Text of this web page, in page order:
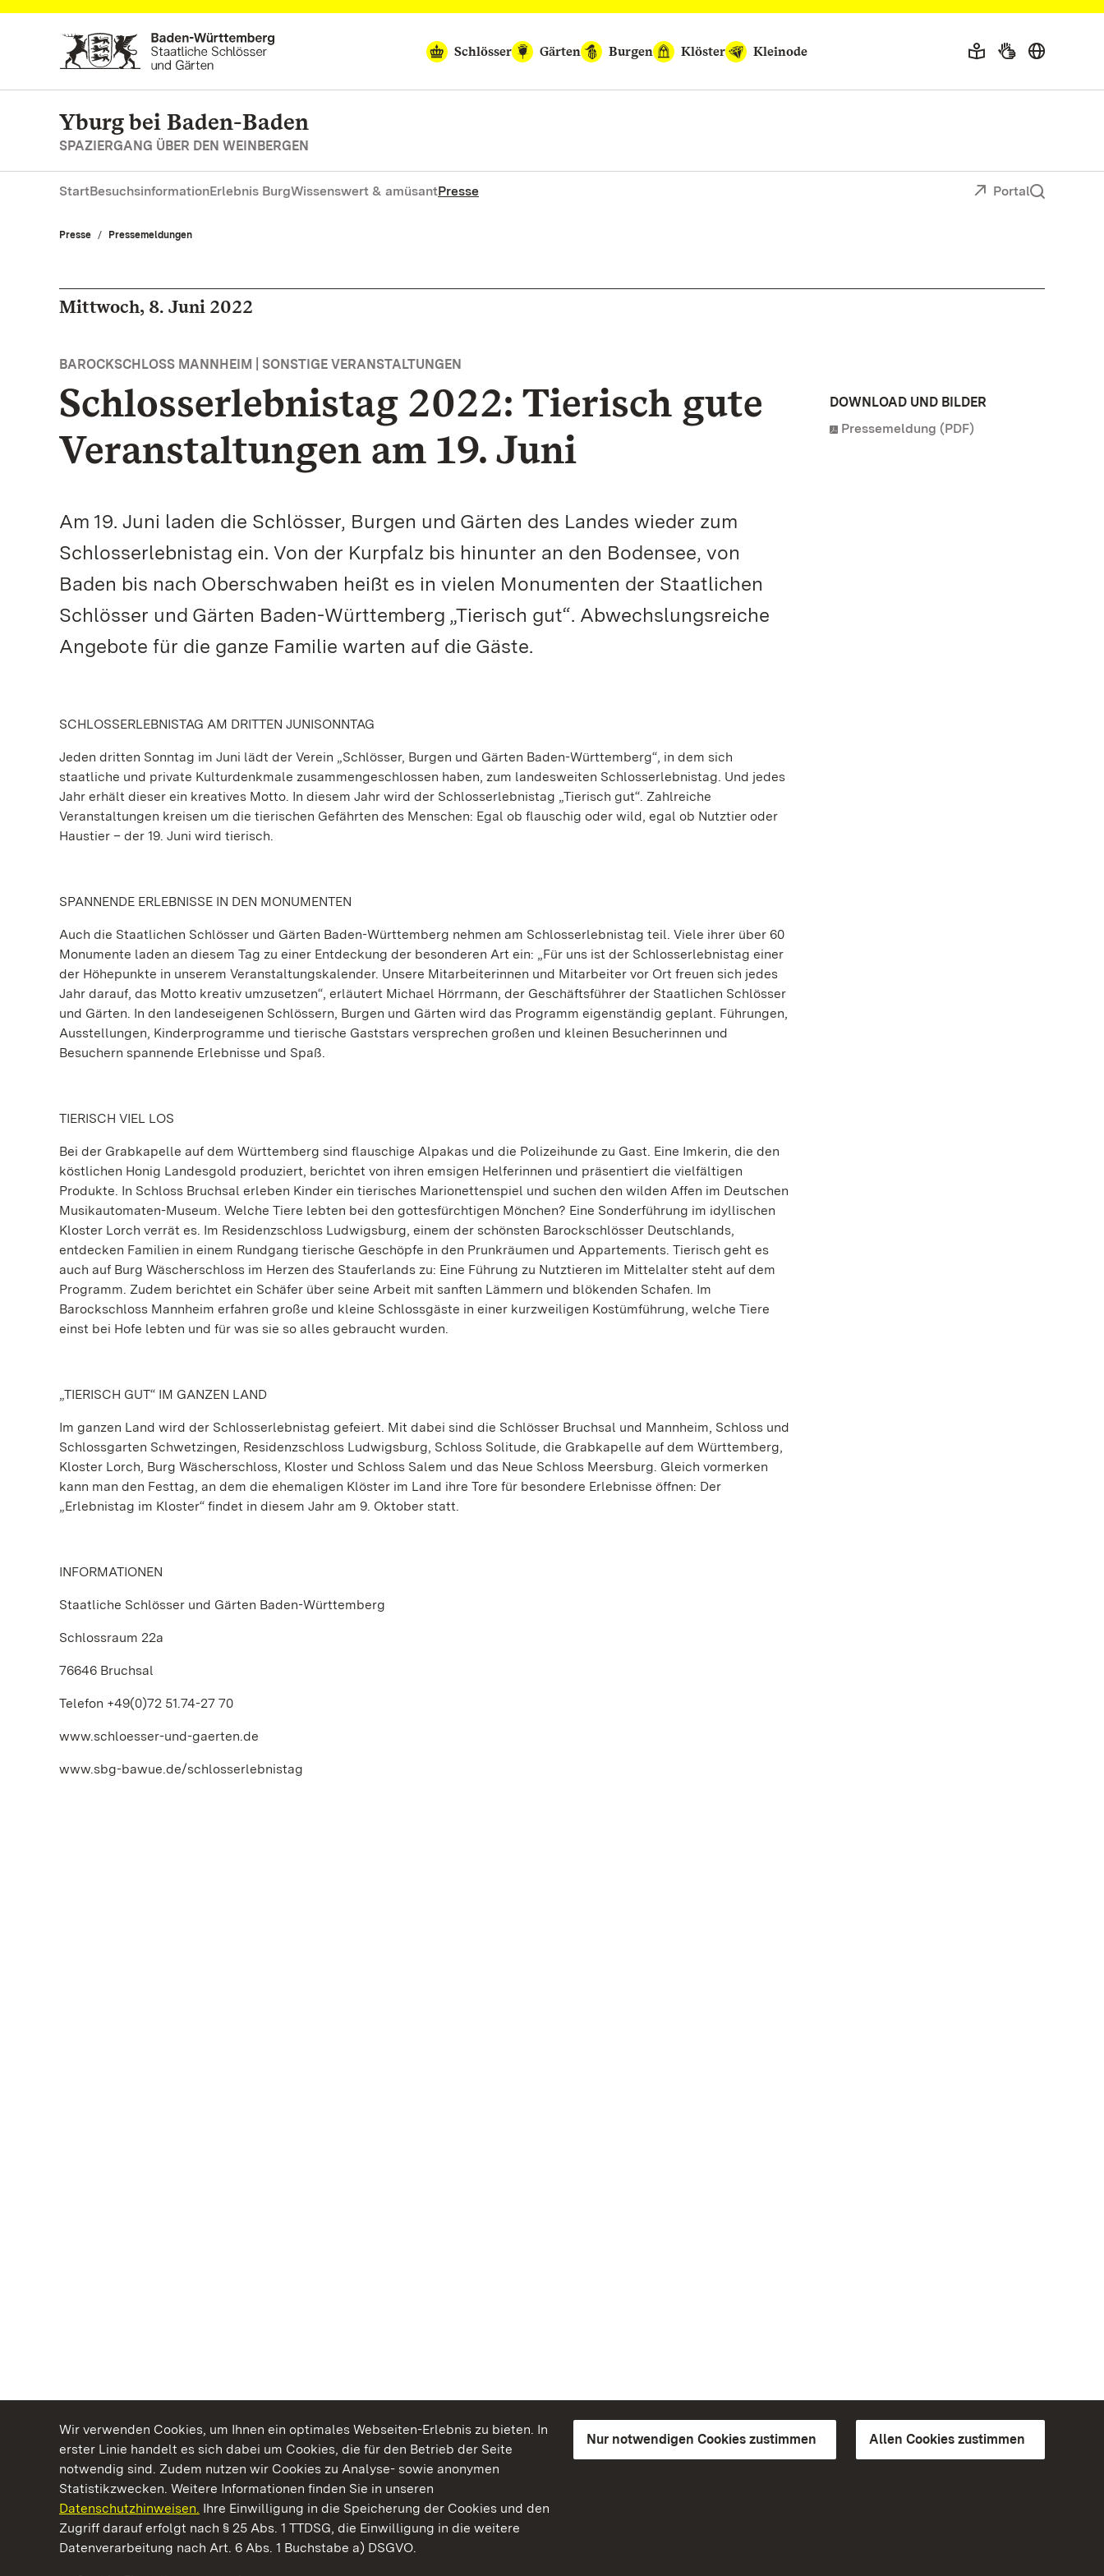
Wir verwenden Cookies, um Ihnen ein optimales Webseiten-Erlebnis zu bieten. In
erster Linie handelt es sich dabei um Cookies, die für den Betrieb der Seite
notwendig sind. Zudem nutzen wir Cookies zu Analyse- sowie anonymen
Statistikzwecken. Weitere Informationen finden Sie in unseren
Datenschutzhinweisen. Ihre Einwilligung in die Speicherung der Cookies und den
Zugriff darauf erfolgt nach § 25 Abs. 1 TTDSG, die Einwilligung in die weitere
Datenverarbeitung nach Art. 6 Abs. 1 Buchstabe a) DSGVO.
Nur notwendigen Cookies zustimmen Allen Cookies zustimmen
Zum Hauptinhalt springen
Schlösser
Gärten Burgen Klöster Kleinode
Yburg bei Baden-Baden
SPAZIERGANG ÜBER DEN WEINBERGEN
StartBesuchsinformationErlebnis BurgWissenswert & amüsantPresse Portal
Presse Pressemeldungen
Mittwoch, 8. Juni 2022
BAROCKSCHLOSS MANNHEIM | SONSTIGE VERANSTALTUNGEN
Schlosserlebnistag 2022: Tierisch gute
Veranstaltungen am 19. Juni
Am 19. Juni laden die Schlösser, Burgen und Gärten des Landes wieder zum
Schlosserlebnistag ein. Von der Kurpfalz bis hinunter an den Bodensee, von
Baden bis nach Oberschwaben heißt es in vielen Monumenten der Staatlichen
Schlösser und Gärten Baden-Württemberg „Tierisch gut“. Abwechslungsreiche
Angebote für die ganze Familie warten auf die Gäste.
SCHLOSSERLEBNISTAG AM DRITTEN JUNISONNTAG
Jeden dritten Sonntag im Juni lädt der Verein „Schlösser, Burgen und Gärten Baden-Württemberg“, in dem sich
staatliche und private Kulturdenkmale zusammengeschlossen haben, zum landesweiten Schlosserlebnistag. Und jedes
Jahr erhält dieser ein kreatives Motto. In diesem Jahr wird der Schlosserlebnistag „Tierisch gut“. Zahlreiche
Veranstaltungen kreisen um die tierischen Gefährten des Menschen: Egal ob flauschig oder wild, egal ob Nutztier oder
Haustier – der 19. Juni wird tierisch.
SPANNENDE ERLEBNISSE IN DEN MONUMENTEN
Auch die Staatlichen Schlösser und Gärten Baden-Württemberg nehmen am Schlosserlebnistag teil. Viele ihrer über 60
Monumente laden an diesem Tag zu einer Entdeckung der besonderen Art ein: „Für uns ist der Schlosserlebnistag einer
der Höhepunkte in unserem Veranstaltungskalender. Unsere Mitarbeiterinnen und Mitarbeiter vor Ort freuen sich jedes
Jahr darauf, das Motto kreativ umzusetzen“, erläutert Michael Hörrmann, der Geschäftsführer der Staatlichen Schlösser
und Gärten. In den landeseigenen Schlössern, Burgen und Gärten wird das Programm eigenständig geplant. Führungen,
Ausstellungen, Kinderprogramme und tierische Gaststars versprechen großen und kleinen Besucherinnen und
Besuchern spannende Erlebnisse und Spaß.
TIERISCH VIEL LOS
Bei der Grabkapelle auf dem Württemberg sind flauschige Alpakas und die Polizeihunde zu Gast. Eine Imkerin, die den
köstlichen Honig Landesgold produziert, berichtet von ihren emsigen Helferinnen und präsentiert die vielfältigen
Produkte. In Schloss Bruchsal erleben Kinder ein tierisches Marionettenspiel und suchen den wilden Affen im Deutschen
Musikautomaten-Museum. Welche Tiere lebten bei den gottesfürchtigen Mönchen? Eine Sonderführung im idyllischen
Kloster Lorch verrät es. Im Residenzschloss Ludwigsburg, einem der schönsten Barockschlösser Deutschlands,
entdecken Familien in einem Rundgang tierische Geschöpfe in den Prunkräumen und Appartements. Tierisch geht es
auch auf Burg Wäscherschloss im Herzen des Stauferlands zu: Eine Führung zu Nutztieren im Mittelalter steht auf dem
Programm. Zudem berichtet ein Schäfer über seine Arbeit mit sanften Lämmern und blökenden Schafen. Im
Barockschloss Mannheim erfahren große und kleine Schlossgäste in einer kurzweiligen Kostümführung, welche Tiere
einst bei Hofe lebten und für was sie so alles gebraucht wurden.
„TIERISCH GUT“ IM GANZEN LAND
Im ganzen Land wird der Schlosserlebnistag gefeiert. Mit dabei sind die Schlösser Bruchsal und Mannheim, Schloss und
Schlossgarten Schwetzingen, Residenzschloss Ludwigsburg, Schloss Solitude, die Grabkapelle auf dem Württemberg,
Kloster Lorch, Burg Wäscherschloss, Kloster und Schloss Salem und das Neue Schloss Meersburg. Gleich vormerken
kann man den Festtag, an dem die ehemaligen Klöster im Land ihre Tore für besondere Erlebnisse öffnen: Der
„Erlebnistag im Kloster“ findet in diesem Jahr am 9. Oktober statt.
INFORMATIONEN
Staatliche Schlösser und Gärten Baden-Württemberg
Schlossraum 22a
76646 Bruchsal
Telefon +49(0)72 51.74-27 70
www.schloesser-und-gaerten.de
www.sbg-bawue.de/schlosserlebnistag
DOWNLOAD UND BILDER
Pressemeldung (PDF)
Kommen. Staunen. Genießen.